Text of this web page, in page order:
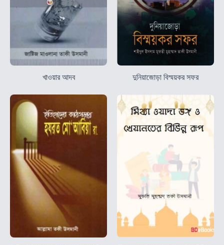
খাওয়ার আদব দুনিয়াজোড়া বিস্ময়কর সফর